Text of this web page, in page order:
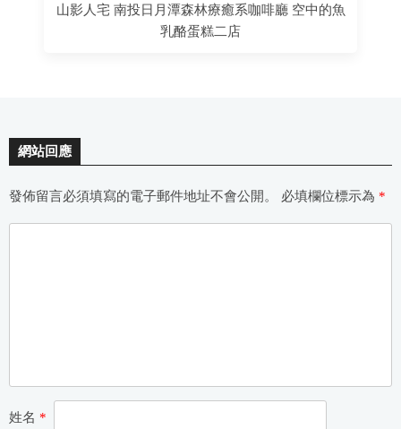
山影人宅 南投日月潭森林療癒系咖啡廳 空中的魚
乳酪蛋糕二店
網站回應
發佈留言必須填寫的電子郵件地址不會公開。 必填欄位標示為 *
姓名 *